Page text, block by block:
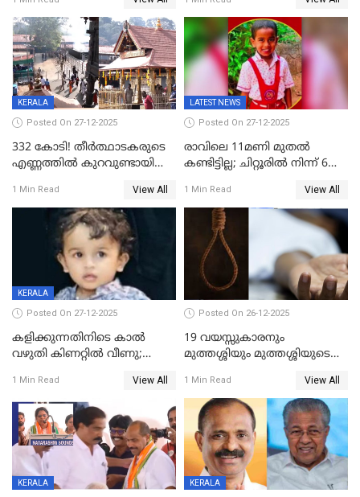
കേസ്; തർക്കമുണ്ടായത്
ഫേഷ്യലിന് 300 രൂപ
ആവശ്യപ്പെട്ടതിനെച്ചൊല്ലി
അപകടം കണ്ണൂരിൽ
KERALA
Posted On 27-12-2025
332 കോടി! തീർത്ഥാടകരുടെ
എണ്ണത്തിൽ കുറവുണ്ടായിട്ടും
കുതിച്ചുയരുന്നു
1 Min Read View All
LATEST NEWS
Posted On 27-12-2025
രാവിലെ 11മണി മുതൽ
കണ്ടിട്ടില്ല; ചിറ്റൂരിൽ നിന്ന് 6
1 Min Read View All
KERALA
Posted On 27-12-2025
കളിക്കുന്നതിനിടെ കാൽ
വഴുതി കിണറ്റിൽ വീണു;
ദാരുണാന്ത്യം
1 Min Read View All
Posted On 26-12-2025
19 വയസ്സുകാരനും
മുത്തശ്ശിയും മുത്തശ്ശിയുടെ
മരിച്ചനിലയിൽ
1 Min Read View All
KERALA KERALA